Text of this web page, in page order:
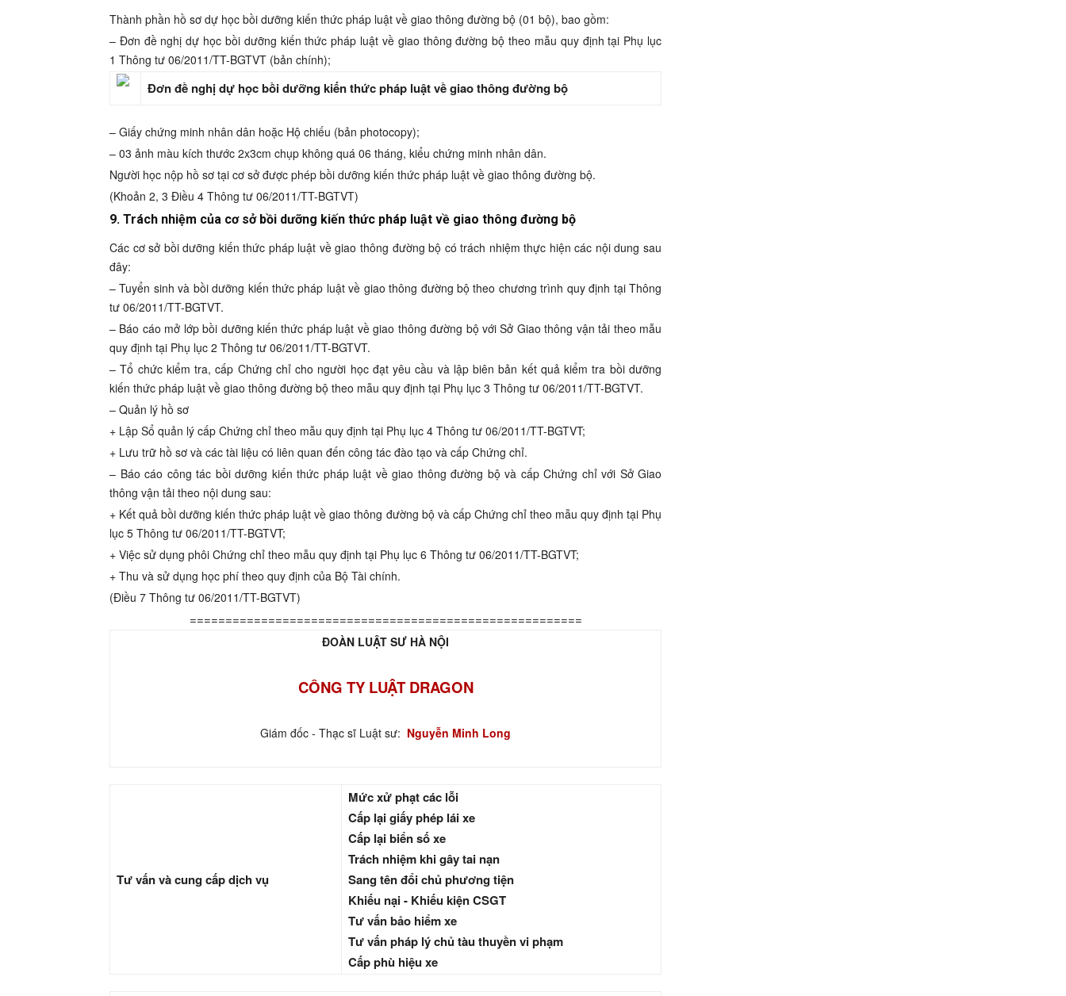
Thành phần hồ sơ dự học bồi dưỡng kiến thức pháp luật về giao thông đường bộ (01 bộ), bao gồm:
– Đơn đề nghị dự học bồi dưỡng kiến thức pháp luật về giao thông đường bộ theo mẫu quy định tại Phụ lục
1 Thông tư 06/2011/TT-BGTVT (bản chính);
Đơn đề nghị dự học bồi dưỡng kiến thức pháp luật về giao thông đường bộ
– Giấy chứng minh nhân dân hoặc Hộ chiếu (bản photocopy);
– 03 ảnh màu kích thước 2x3cm chụp không quá 06 tháng, kiểu chứng minh nhân dân.
Người học nộp hồ sơ tại cơ sở được phép bồi dưỡng kiến thức pháp luật về giao thông đường bộ.
(Khoản 2, 3 Điều 4 Thông tư 06/2011/TT-BGTVT)
9. Trách nhiệm của cơ sở bồi dưỡng kiến thức pháp luật về giao thông đường bộ
Các cơ sở bồi dưỡng kiến thức pháp luật về giao thông đường bộ có trách nhiệm thực hiện các nội dung sau
đây:
– Tuyển sinh và bồi dưỡng kiến thức pháp luật về giao thông đường bộ theo chương trình quy định tại Thông
tư 06/2011/TT-BGTVT.
– Báo cáo mở lớp bồi dưỡng kiến thức pháp luật về giao thông đường bộ với Sở Giao thông vận tải theo mẫu
quy định tại Phụ lục 2 Thông tư 06/2011/TT-BGTVT.
– Tổ chức kiểm tra, cấp Chứng chỉ cho người học đạt yêu cầu và lập biên bản kết quả kiểm tra bồi dưỡng
kiến thức pháp luật về giao thông đường bộ theo mẫu quy định tại Phụ lục 3 Thông tư 06/2011/TT-BGTVT.
– Quản lý hồ sơ
+ Lập Sổ quản lý cấp Chứng chỉ theo mẫu quy định tại Phụ lục 4 Thông tư 06/2011/TT-BGTVT;
+ Lưu trữ hồ sơ và các tài liệu có liên quan đến công tác đào tạo và cấp Chứng chỉ.
– Báo cáo công tác bồi dưỡng kiến thức pháp luật về giao thông đường bộ và cấp Chứng chỉ với Sở Giao
thông vận tải theo nội dung sau:
+ Kết quả bồi dưỡng kiến thức pháp luật về giao thông đường bộ và cấp Chứng chỉ theo mẫu quy định tại Phụ
lục 5 Thông tư 06/2011/TT-BGTVT;
+ Việc sử dụng phôi Chứng chỉ theo mẫu quy định tại Phụ lục 6 Thông tư 06/2011/TT-BGTVT;
+ Thu và sử dụng học phí theo quy định của Bộ Tài chính.
(Điều 7 Thông tư 06/2011/TT-BGTVT)
=======================================================
ĐOÀN LUẬT SƯ HÀ NỘI
CÔNG TY LUẬT DRAGON
Giám đốc - Thạc sĩ Luật sư: Nguyễn Minh Long
Tư vấn và cung cấp dịch vụ
Mức xử phạt các lỗi
Cấp lại giấy phép lái xe
Cấp lại biển số xe
Trách nhiệm khi gây tai nạn
Sang tên đổi chủ phương tiện
Khiếu nại - Khiếu kiện CSGT
Tư vấn bảo hiểm xe
Tư vấn pháp lý chủ tàu thuyền vi phạm
Cấp phù hiệu xe